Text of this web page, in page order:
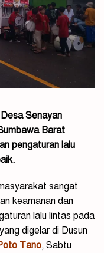
Senayan
Barat
pengaturan lalu
sangat
keamanan dan
lalu lintas pada
digelar di Dusun
Tano, Sabtu